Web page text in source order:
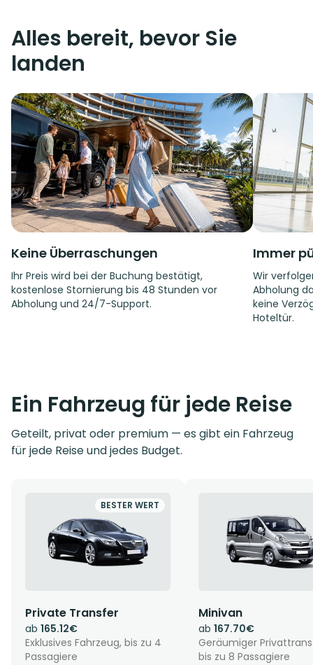
Alles bereit, bevor Sie
landen
Keine Überraschungen
Ihr Preis wird bei der Buchung bestätigt,
kostenlose Stornierung bis 48 Stunden vor
Abholung und 24/7-Support.
Immer
Wir
Abholung
keine
Hoteltür.
Ein Fahrzeug für jede Reise
Geteilt, privat oder premium — es gibt ein Fahrzeug
für jede Reise und jedes Budget.
BESTER WERT
Private Transfer
ab 165.12€
Exklusives Fahrzeug, bis zu 4
Passagiere
Minivan
ab 167.70€
Geräumiger
bis zu 8 Passagiere